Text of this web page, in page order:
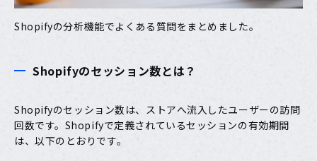
Shopifyの分析機能でよくある質問をまとめました。
Shopifyのセッション数とは？
Shopifyのセッション数は、ストアへ流入したユーザーの訪問
回数です。Shopifyで定義されているセッションの有効期間
は、以下のとおりです。